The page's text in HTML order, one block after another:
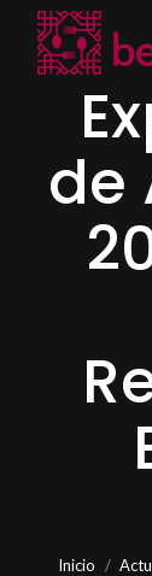
de
Estás aquí:
Inicio